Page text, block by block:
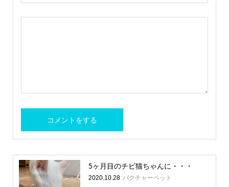
5ヶ月目のチビ猫ちゃんに・・・
2020.10.28 バクチャーペット